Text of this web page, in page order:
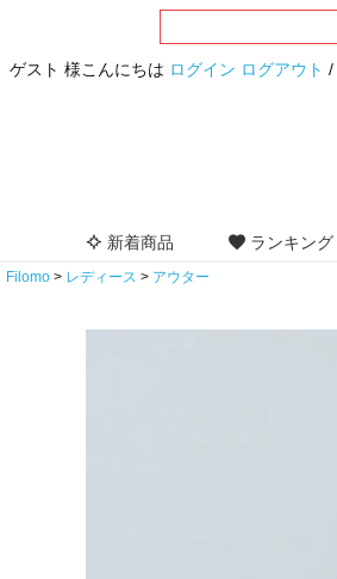
ゲスト 様こんにちは ログイン ログアウト /
新着商品 ランキング
Filomo レディース アウター